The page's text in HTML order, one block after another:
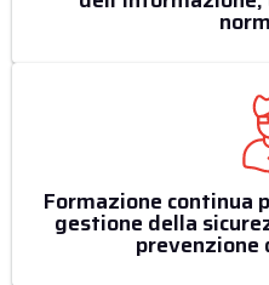
Formazione continua
gestione della